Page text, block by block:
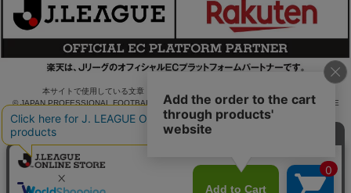
本サイトで使用している文章・画像等の無断での複製・転載を禁止します。
© JAPAN PROFESSIONAL FOOTBALL LEAGUE Rakuten Group, Inc. ALL RIGHTS RE
SERVED.